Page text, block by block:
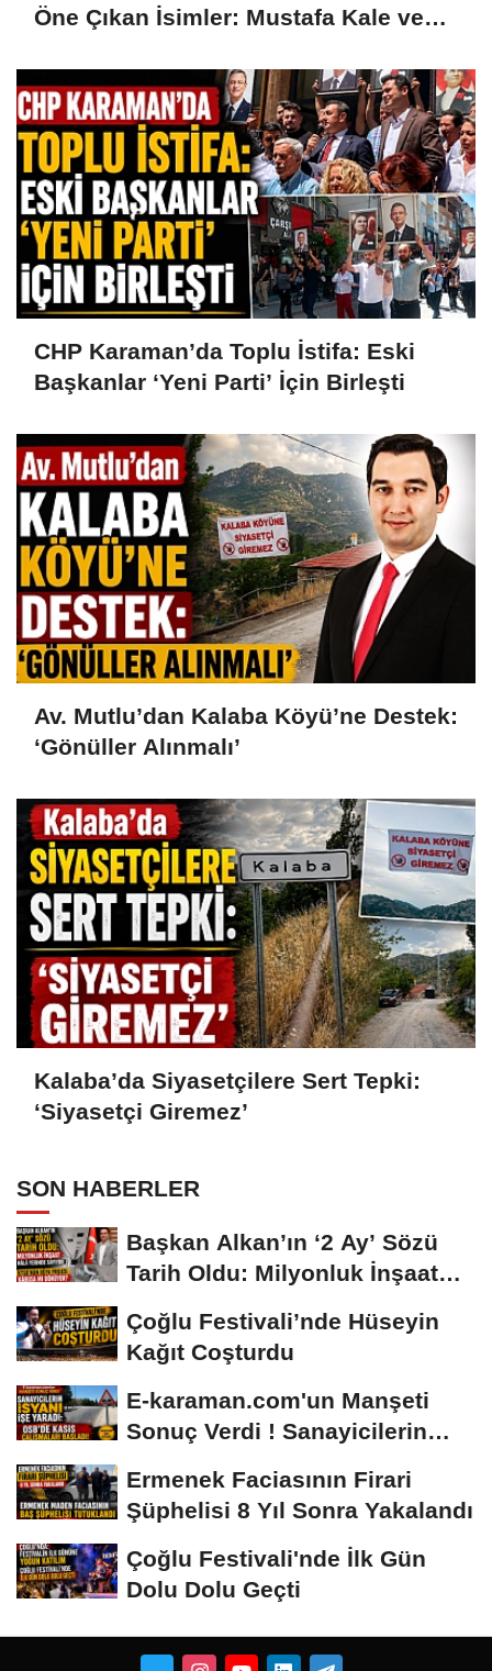
Öne Çıkan İsimler: Mustafa Kale ve
CHP Karaman’da Toplu İstifa: Eski
Başkanlar ‘Yeni Parti’ İçin Birleşti
Av. Mutlu’dan Kalaba Köyü’ne Destek:
‘Gönüller Alınmalı’
Kalaba’da Siyasetçilere Sert Tepki:
‘Siyasetçi Giremez’
SON HABERLER
Başkan Alkan’ın ‘2 Ay’ Sözü
Tarih Oldu: Milyonluk İnşaat
Çoğlu Festivali’nde Hüseyin
Kağıt Coşturdu
E-karaman.com'un Manşeti
Sonuç Verdi ! Sanayicilerin
Ermenek Faciasının Firari
Şüphelisi 8 Yıl Sonra Yakalandı
Çoğlu Festivali'nde İlk Gün
Dolu Dolu Geçti